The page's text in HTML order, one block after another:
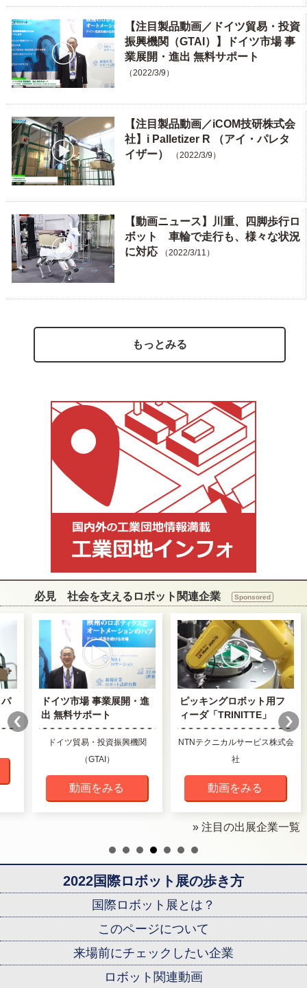
【注目製品動画／ドイツ貿易・投資
振興機関（GTAI）】ドイツ市場 事
業展開・進出 無料サポート
（2022/3/9）
【注目製品動画／iCOM技研株式会
社】i Palletizer R （アイ・パレタ
イザー）
（2022/3/9）
【動画ニュース】川重、四脚歩行ロ
ボット 車輪で走行も、様々な状況
に対応
（2022/3/11）
もっとみる
必見 社会を支えるロボット関連企業 Sponsored
ドイツ市場 事業展開・進
出 無料サポート
ドイツ貿易・投資振興機関
（GTAI）
動画をみる
ピッキングロボット用フ
ィーダ「TRINITTE」
NTNテクニカルサービス株式会
社
動画をみる
» 注目の出展企業一覧
2022国際ロボット展の歩き方
国際ロボット展とは？
このページについて
来場前にチェックしたい企業
ロボット関連動画